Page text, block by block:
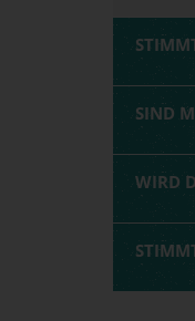
SIND
WIRD